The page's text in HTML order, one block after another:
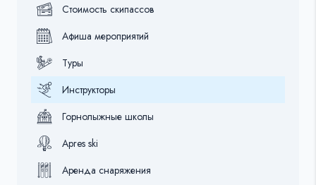
Стоимость скипассов
Афиша мероприятий
Туры
Инструкторы
Горнолыжные школы
Apres ski
Аренда снаряжения